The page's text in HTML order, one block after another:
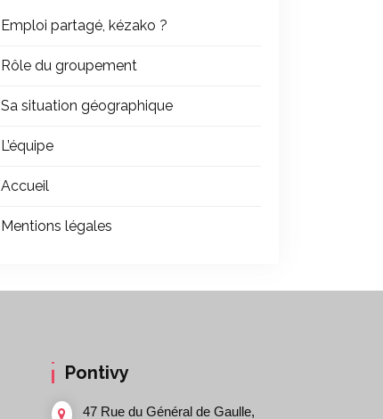
Emploi partagé, kézako ?
Rôle du groupement
Sa situation géographique
L’équipe
Accueil
Mentions légales
Pontivy
47 Rue du Général de Gaulle,